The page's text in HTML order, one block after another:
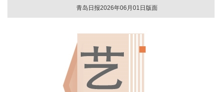
青岛日报2026年06月01日版面